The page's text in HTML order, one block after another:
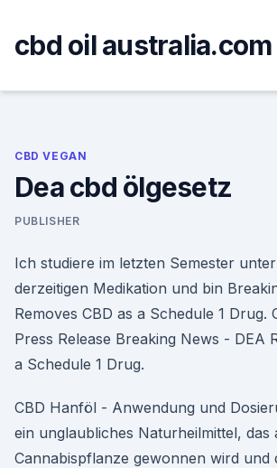
content
cbd oil australia.com
CBD VEGAN
Dea cbd ölgesetz
PUBLISHER
Ich studiere im letzten Semester
derzeitigen Medikation und bin
Removes CBD as a Schedule 1 Drug.
Press Release Breaking News - DEA
a Schedule 1 Drug.
CBD Hanföl - Anwendung und
ein unglaubliches Naturheilmittel, das
Cannabispflanze gewonnen wird und